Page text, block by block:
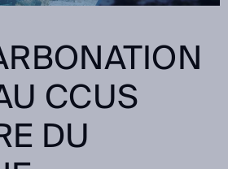
CCUS
DU